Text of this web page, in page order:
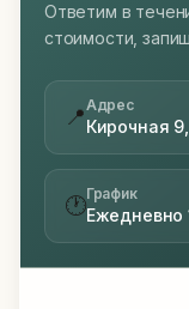
Ответим в
стоимости,
📍Адрес
Кирочная
🕐График
Ежедневно